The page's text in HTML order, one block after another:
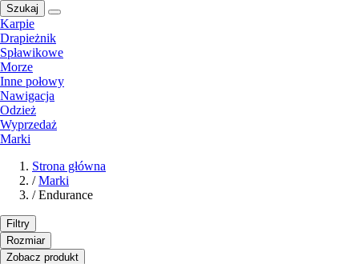
Szukaj
Karpie
Drapieżnik
Spławikowe
Morze
Inne połowy
Nawigacja
Odzież
Wyprzedaż
Marki
Strona główna
/ Marki
/ Endurance
Filtry
Rozmiar
Zobacz produkt